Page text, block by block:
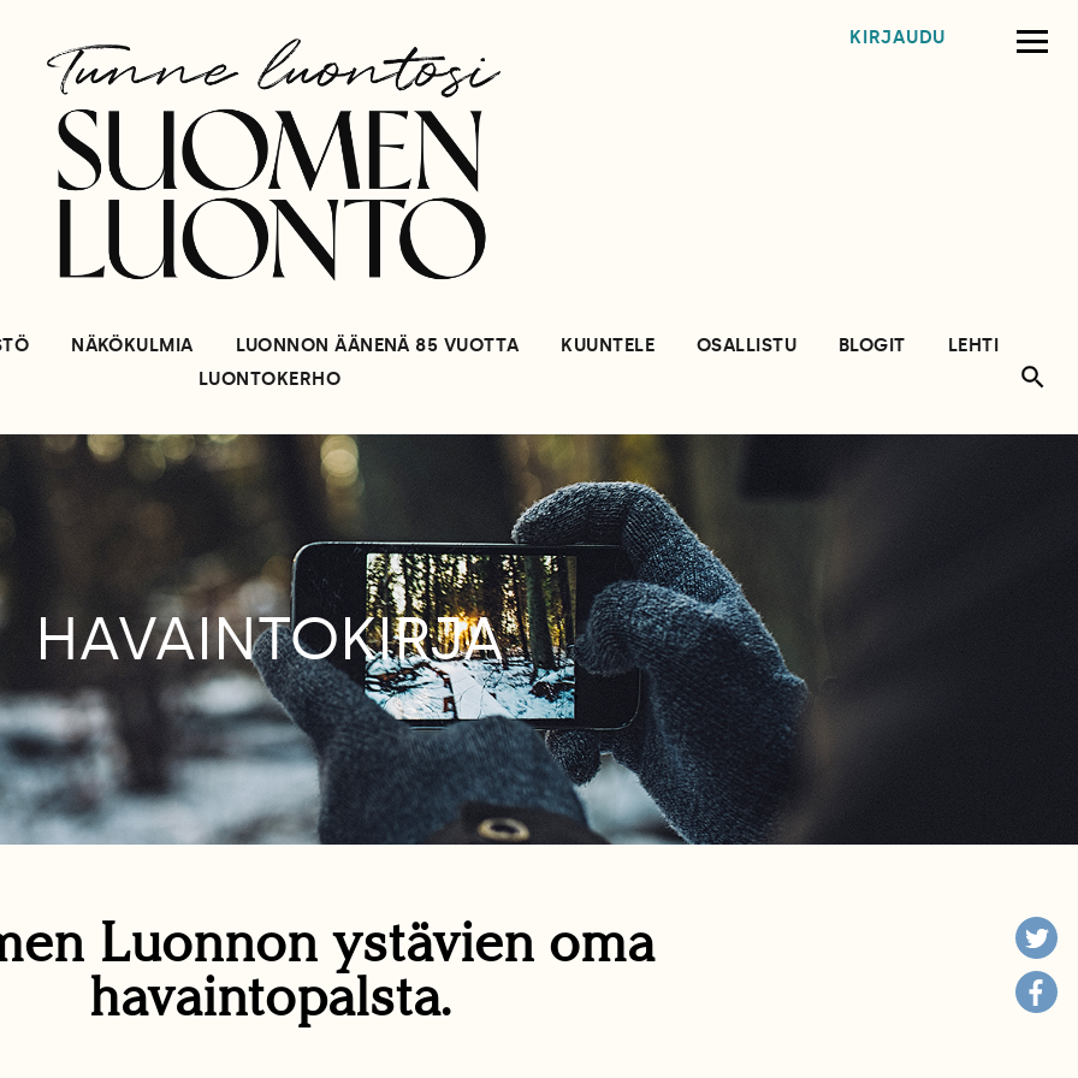
KIRJAUDU
NÄKÖKULMIA LUONNON ÄÄNENÄ 85 VUOTTA KUUNTELE OSALLISTU BLOGIT
LEHTI
LUONTOKERHO
HAVAINTOKIRJA
Luonnon ystävien oma
havaintopalsta.